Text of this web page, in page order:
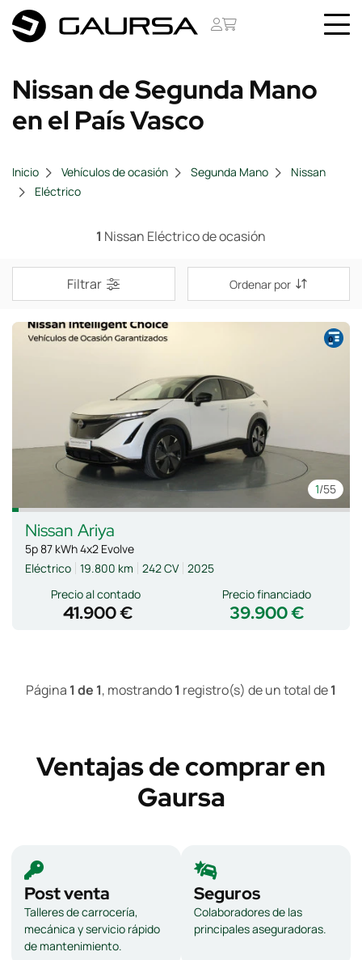
Nissan de Segunda Mano
en el País Vasco
Inicio Vehículos de ocasión Segunda Mano
Nissan
Eléctrico
1 Nissan Eléctrico de ocasión
Filtrar Ordenar por
1/55
Nissan Ariya
5p 87 kWh 4x2 Evolve
Eléctrico 19.800 km 242 CV 2025
Precio al contado
41.900 € 39.900 €
Precio financiado
Página 1 de 1, mostrando1 registro(s) de un total de1
Ventajas de comprar en
Gaursa
Post venta
Talleres de carrocería,
mecánica y servicio rápido
de mantenimiento.
Seguros
Colaboradores de las
principales aseguradoras.